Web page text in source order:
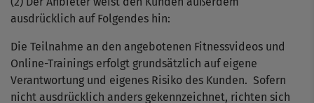
ausdrücklich auf Folgendes hin:
Die Teilnahme an den angebotenen Fitnessvideos und
Online-Trainings erfolgt grundsätzlich auf eigene
Verantwortung und eigenes Risiko des Kunden. Sofern
nicht ausdrücklich anders gekennzeichnet, richten sich